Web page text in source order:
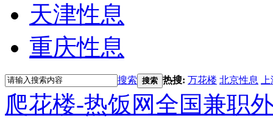
天津性息
重庆性息
搜索 搜索 热搜: 万花楼 北京性息
爬花楼-热饭网全国兼职